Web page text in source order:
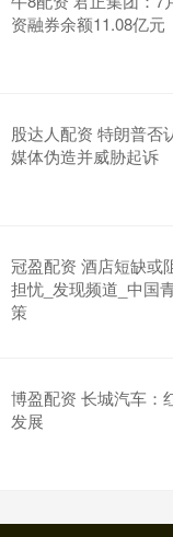
资融券余额11.08亿元
股达人配资 特朗普否
媒体伪造并威胁起诉
冠盈配资 酒店短缺或
担忧_发现频道_中国
策
博盈配资 长城汽车：
发展